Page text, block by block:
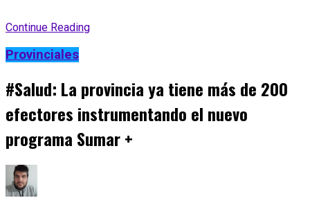
Continue Reading
Provinciales
#Salud: La provincia ya tiene más de 200
efectores instrumentando el nuevo
programa Sumar +